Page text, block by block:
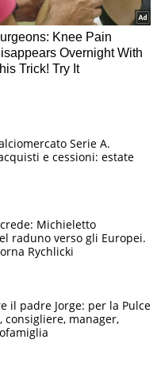
Serie A.
e cessioni: estate
Michieletto
raduno verso gli Europei.
Rychlicki
il padre Jorge: per la Pulce
consigliere, manager,